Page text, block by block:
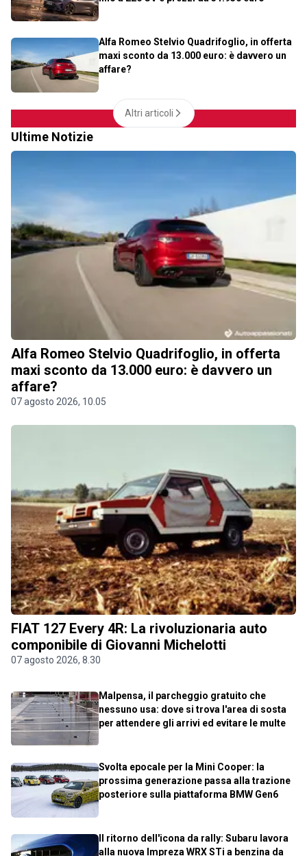
Alfa Romeo Stelvio Quadrifoglio, in offerta
maxi sconto da 13.000 euro: è davvero un
affare?
Altri articoli
Ultime Notizie
Alfa Romeo Stelvio Quadrifoglio, in offerta
maxi sconto da 13.000 euro: è davvero un
affare?
07 agosto 2026, 10.05
FIAT 127 Every 4R: La rivoluzionaria auto
componibile di Giovanni Michelotti
07 agosto 2026, 8.30
Malpensa, il parcheggio gratuito che
nessuno usa: dove si trova l'area di sosta
per attendere gli arrivi ed evitare le multe
Svolta epocale per la Mini Cooper: la
prossima generazione passa alla trazione
posteriore sulla piattaforma BMW Gen6
Il ritorno dell'icona da rally: Subaru lavora
alla nuova Impreza WRX STi a benzina da